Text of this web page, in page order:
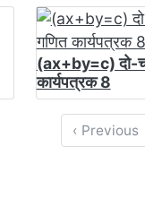
(ax+by=c) दो-
कार्यपत्रक 8
‹ Previous